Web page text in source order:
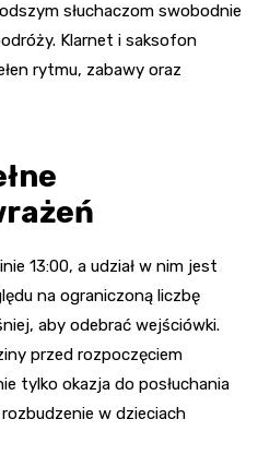
słuchaczom swobodnie
Klarnet i saksofon
rytmu, zabawy oraz
13:00, a udział w nim jest
na ograniczoną liczbę
aby odebrać wejściówki.
przed rozpoczęciem
tylko okazja do posłuchania
w dzieciach